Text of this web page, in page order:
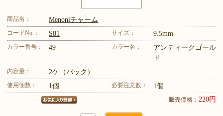
商品名： Menoniチャーム
コードNo.： S81 サイズ： 9.5mm
カラー番号： 49 カラー名：
アンティークゴール
ド
内容量： 2ケ（パック）
使用個数： 1個 必要注文数： 1個
販売価格： 220円